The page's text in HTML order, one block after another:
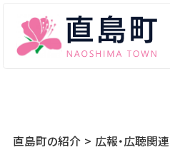
直島町の紹介 広報・広聴関連